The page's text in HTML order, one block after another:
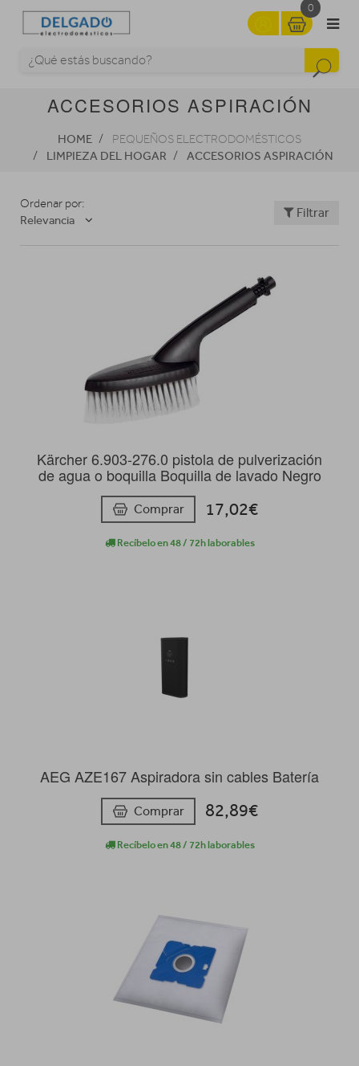
0
ACCESORIOS ASPIRACIÓN
HOME PEQUEÑOS ELECTRODOMÉSTICOS
LIMPIEZA DEL HOGAR ACCESORIOS ASPIRACIÓN
Ordenar por:
Relevancia
Filtrar
Kärcher 6.903-276.0 pistola de pulverización
de agua o boquilla Boquilla de lavado Negro
Comprar 17,02€
Recíbelo en 48 / 72h laborables
AEG AZE167 Aspiradora sin cables Batería
Comprar 82,89€
Recíbelo en 48 / 72h laborables